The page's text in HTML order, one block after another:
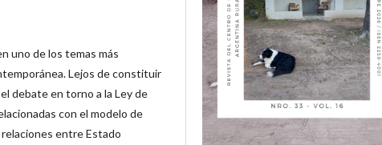
uno de los temas más
Lejos de constituir
debate en torno a la Ley de
con el modelo de
entre Estado